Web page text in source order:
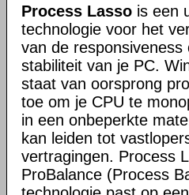
Process Lasso is een
technologie voor het
van de responsiveness
stabiliteit van je PC.
staat van oorsprong
toe om je CPU te
in een onbeperkte
kan leiden tot
vertragingen. Process
ProBalance (Process